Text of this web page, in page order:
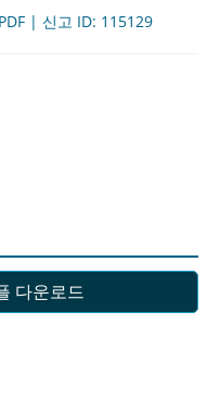
| 신고 ID: 115129
다운로드